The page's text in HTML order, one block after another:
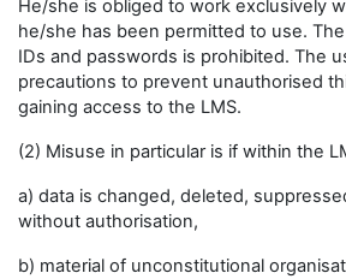
He/she is obliged to work exclusively
he/she has been permitted to use.
IDs and passwords is prohibited. The
precautions to prevent unauthorised
gaining access to the LMS.
(2) Misuse in particular is if within the
a) data is changed, deleted,
without authorisation,
b) material of unconstitutional